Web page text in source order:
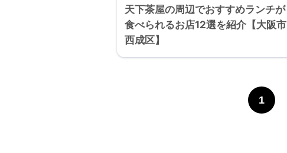
天下茶屋の周辺でおすすめランチが
食べられるお店12選を紹介【大阪市
西成区】
1